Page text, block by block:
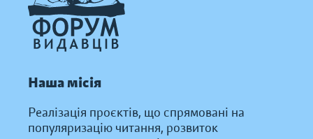
Наша місія
Реалізація проєктів, що спрямовані на
популяризацію читання, розвиток